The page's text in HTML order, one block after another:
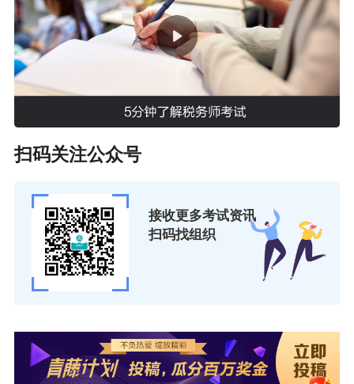
注：简答题、综合题为主观题，应考人员需要在
计算机上输入文字。
声明：上述内容为正保会计网校整理，仅供参
考，如有异议，请以官网为准。
章节
平均
分值
级
第二章 增值税 58.46
第三章 消费税
16.94
第
第五章 土地增值税 16.03
扫码关注公众号
接收更多考试资讯
扫码找组织